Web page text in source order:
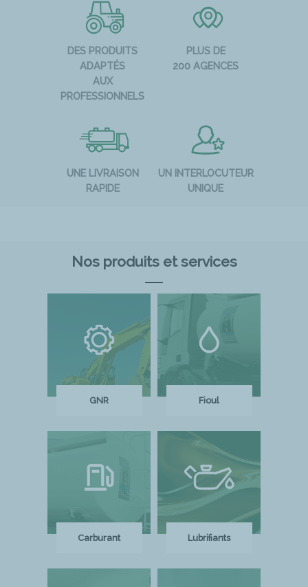
DES PRODUITS
ADAPTÉS
AUX
PROFESSIONNELS
PLUS DE
200 AGENCES
UNE LIVRAISON
RAPIDE
UN INTERLOCUTEUR
UNIQUE
Nos produits et services
GNR Fioul
Carburant Lubrifiants